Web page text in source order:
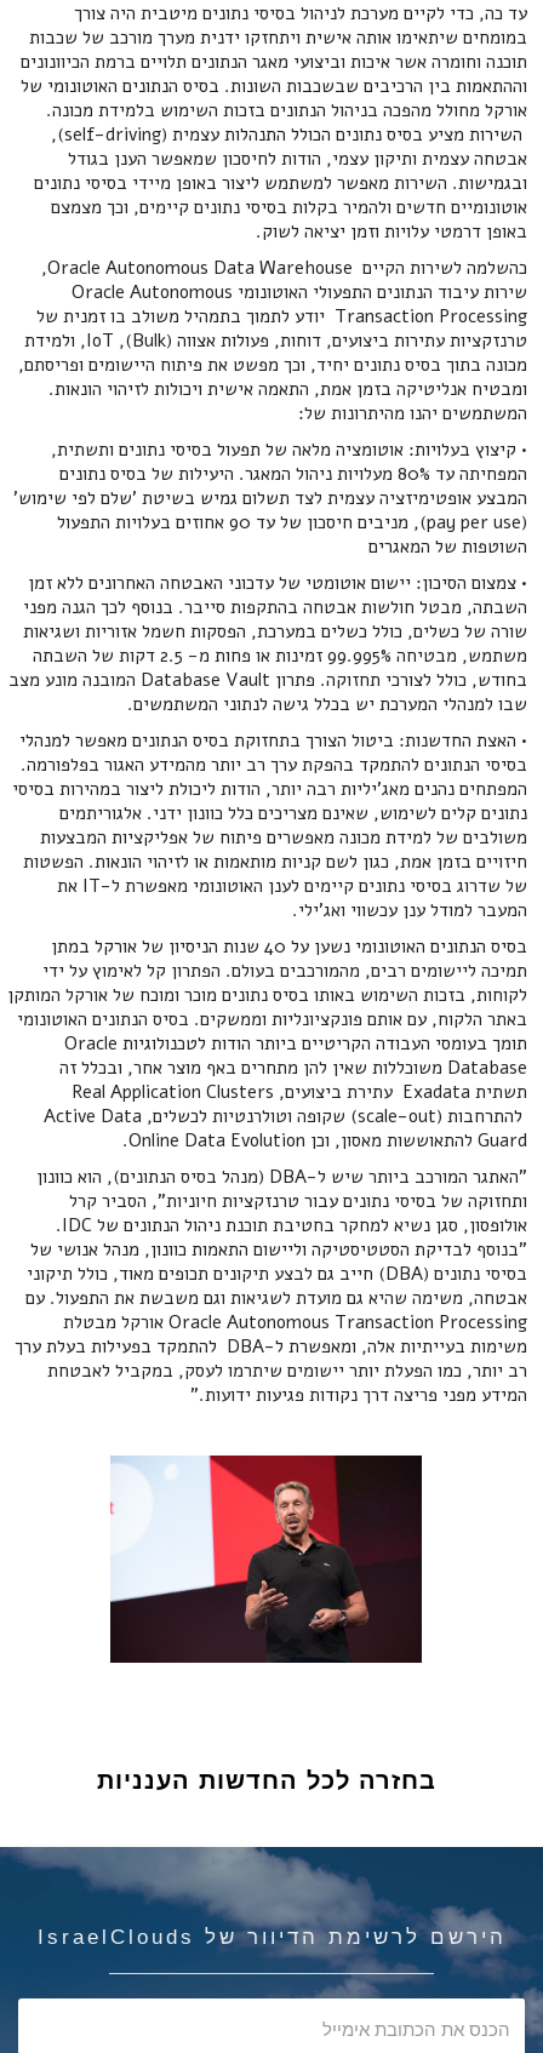
עד כה, כדי לקיים מערכת לניהול בסיסי נתונים מיטבית היה צורך
במומחים שיתאימו אותה אישית ויתחזקו ידנית מערך מורכב של שכבות
תוכנה וחומרה אשר איכות וביצועי מאגר הנתונים תלויים ברמת הכיוונונים
וההתאמות בין הרכיבים שבשכבות השונות. בסיס הנתונים האוטונומי של
אורקל מחולל מהפכה בניהול הנתונים בזכות השימוש בלמידת מכונה.
השירות מציע בסיס נתונים הכולל התנהלות עצמית (self-driving),
אבטחה עצמית ותיקון עצמי, הודות לחיסכון שמאפשר הענן בגודל
ובגמישות. השירות מאפשר למשתמש ליצור באופן מיידי בסיסי נתונים
אוטונומיים חדשים ולהמיר בקלות בסיסי נתונים קיימים, וכך מצמצם
באופן דרמטי עלויות וזמן יציאה לשוק.
כהשלמה לשירות הקיים Oracle Autonomous Data Warehouse,
שירות עיבוד הנתונים התפעולי האוטונומי Oracle Autonomous
Transaction Processing יודע לתמוך בתמהיל משולב בו זמנית של
טרנזקציות עתירות ביצועים, דוחות, פעולות אצווה (Bulk), IoT, ולמידת
מכונה בתוך בסיס נתונים יחיד, וכך מפשט את פיתוח היישומים ופריסתם,
ומבטיח אנליטיקה בזמן אמת, התאמה אישית ויכולות לזיהוי הונאות.
המשתמשים יהנו מהיתרונות של:
• קיצוץ בעלויות: אוטומציה מלאה של תפעול בסיסי נתונים ותשתית,
המפחיתה עד 80% מעלויות ניהול המאגר. היעילות של בסיס נתונים
המבצע אופטימיזציה עצמית לצד תשלום גמיש בשיטת 'שלם לפי שימוש'
(pay per use), מניבים חיסכון של עד 90 אחוזים בעלויות התפעול
השוטפות של המאגרים
• צמצום הסיכון: יישום אוטומטי של עדכוני האבטחה האחרונים ללא זמן
השבתה, מבטל חולשות אבטחה בהתקפות סייבר. בנוסף לכך הגנה מפני
שורה של כשלים, כולל כשלים במערכת, הפסקות חשמל אזוריות ושגיאות
משתמש, מבטיחה 99.995% זמינות או פחות מ- 2.5 דקות של השבתה
בחודש, כולל לצורכי תחזוקה. פתרון Database Vault המובנה מונע מצב
שבו למנהלי המערכת יש בכלל גישה לנתוני המשתמשים.
• האצת החדשנות: ביטול הצורך בתחזוקת בסיס הנתונים מאפשר למנהלי
בסיסי הנתונים להתמקד בהפקת ערך רב יותר מהמידע האגור בפלפורמה.
המפתחים נהנים מאג'יליות רבה יותר, הודות ליכולת ליצור במהירות בסיסי
נתונים קלים לשימוש, שאינם מצריכים כלל כוונון ידני. אלגוריתמים
משולבים של למידת מכונה מאפשרים פיתוח של אפליקציות המבצעות
חיזויים בזמן אמת, כגון לשם קניות מותאמות או לזיהוי הונאות. הפשטות
של שדרוג בסיסי נתונים קיימים לענן האוטונומי מאפשרת ל-IT את
המעבר למודל ענן עכשווי ואג'ילי.
בסיס הנתונים האוטונומי נשען על 40 שנות הניסיון של אורקל במתן
תמיכה ליישומים רבים, מהמורכבים בעולם. הפתרון קל לאימוץ על ידי
לקוחות, בזכות השימוש באותו בסיס נתונים מוכר ומוכח של אורקל המותקן
באתר הלקוח, עם אותם פונקציונליות וממשקים. בסיס הנתונים האוטונומי
תומך בעומסי העבודה הקריטיים ביותר הודות לטכנולוגיות Oracle
Database משוכללות שאין להן מתחרים באף מוצר אחר, ובכלל זה
תשתית Exadata עתירת ביצועים, Real Application Clusters
להתרחבות (scale-out) שקופה וטולרנטיות לכשלים, Active Data
Guard להתאוששות מאסון, וכן Online Data Evolution.
"האתגר המורכב ביותר שיש ל-DBA (מנהל בסיס הנתונים), הוא כוונון
ותחזוקה של בסיסי נתונים עבור טרנזקציות חיוניות", הסביר קרל
אולופסון, סגן נשיא למחקר בחטיבת תוכנת ניהול הנתונים של IDC.
"בנוסף לבדיקת הסטטיסטיקה וליישום התאמות כוונון, מנהל אנושי של
בסיסי נתונים (DBA) חייב גם לבצע תיקונים תכופים מאוד, כולל תיקוני
אבטחה, משימה שהיא גם מועדת לשגיאות וגם משבשת את התפעול. עם
Oracle Autonomous Transaction Processing אורקל מבטלת
משימות בעייתיות אלה, ומאפשרת ל-DBA להתמקד בפעילות בעלת ערך
רב יותר, כמו הפעלת יותר יישומים שיתרמו לעסק, במקביל לאבטחת
המידע מפני פריצה דרך נקודות פגיעות ידועות."
בחזרה לכל החדשות הענניות
הירשם לרשימת הדיוור של IsraelClouds